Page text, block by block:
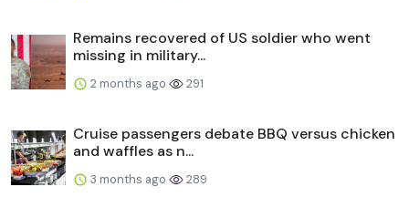
Remains recovered of US soldier who went
missing in military...
2 months ago 291
Cruise passengers debate BBQ versus chicken
and waffles as n...
3 months ago 289